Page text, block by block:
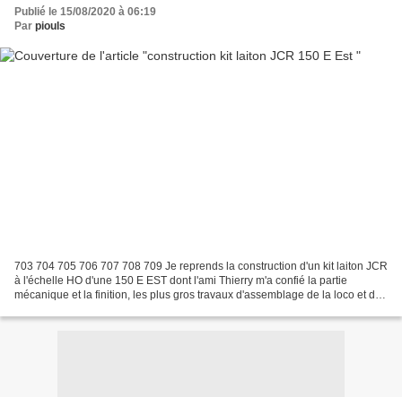
Publié le 15/08/2020 à 06:19
Par piouls
703 704 705 706 707 708 709 Je reprends la construction d'un kit laiton JCR
à l'échelle HO d'une 150 E EST dont l'ami Thierry m'a confié la partie
mécanique et la finition, les plus gros travaux d'assemblage de la loco et du